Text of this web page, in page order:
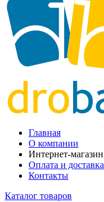
Главная
О компании
Интернет-магазин
Оплата и доставка
Контакты
Каталог товаров